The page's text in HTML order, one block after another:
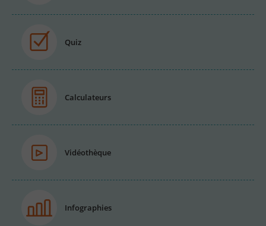
Quiz
Calculateurs
Vidéothèque
Infographies